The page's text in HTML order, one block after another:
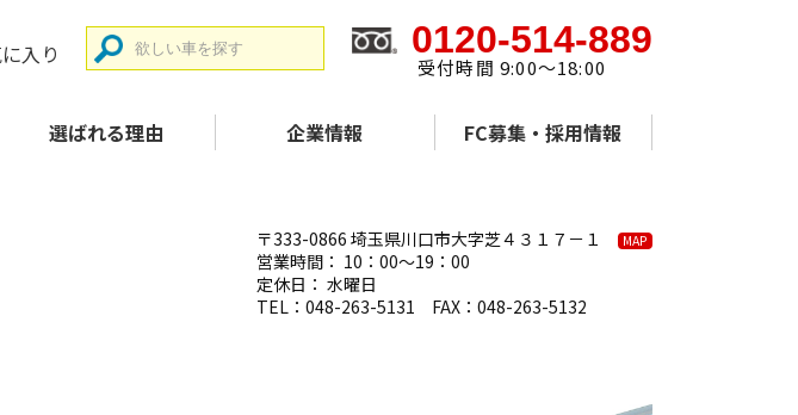
入り 0120-514-889
受付時間 9:00～18:00
選ばれる理由 企業情報 FC募集・採用情報
〒333-0866 埼玉県川口市大字芝４３１７－１ MAP
営業時間： 10：00～19：00
定休日： 水曜日
TEL：048-263-5131 FAX：048-263-5132